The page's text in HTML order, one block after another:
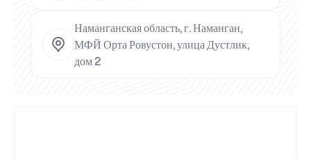
Наманганская область, г. Наманган,
МФЙ Орта Ровустон, улица Дустлик,
дом 2